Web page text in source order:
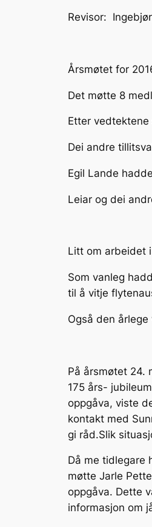
Revisor:
Årsmøtet for
Det møtte 8
Etter
Dei andre
Egil Lande
Leiar og dei
Litt om arbeidet
Som vanleg
til å vitje
Også den
På årsmøtet 24.
175 års-
oppgåva, viste
kontakt med
gi råd.Slik
Då me tidlegare
møtte Jarle
oppgåva. Dette
informasjon om